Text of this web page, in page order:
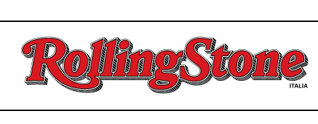
Rolling Stone Italia